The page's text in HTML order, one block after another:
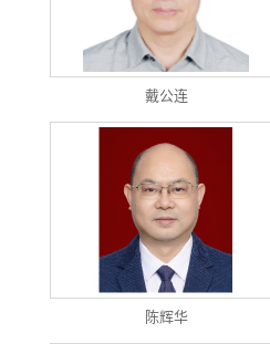
戴公连
陈辉华